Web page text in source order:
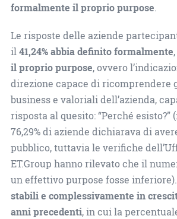
formalmente il proprio purpose.
Le risposte delle aziende
il41,24% abbia definito formalmente
il proprio purpose, ovvero
direzione capace di ricomprendere
business e valoriali dell’azienda,
risposta al quesito: “Perché
76,29% di aziende dichiarava di
pubblico, tuttavia le verifiche
ET.Group hanno rilevato che il
un effettivo purpose fosse
stabili e complessivamente in
anni precedenti, in cui la